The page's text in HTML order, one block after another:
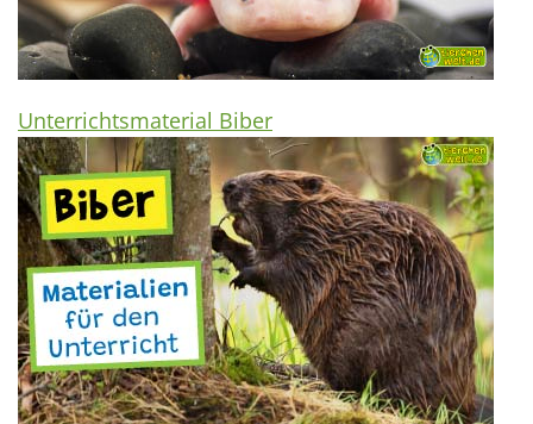
Unterrichtsmaterial Biber